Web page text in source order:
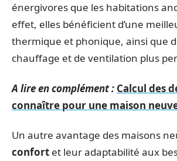
énergivores que les habitations
effet, elles bénéficient d’une
thermique et phonique, ainsi que
chauffage et de ventilation plus
A lire en complément : Calcul des
connaître pour une maison
Un autre avantage des maisons
confort et leur adaptabilité aux